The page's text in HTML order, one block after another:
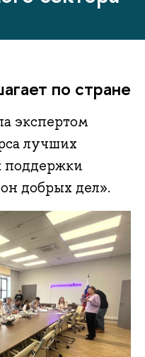
по стране
экспертом
лучших
поддержки
добрых дел».